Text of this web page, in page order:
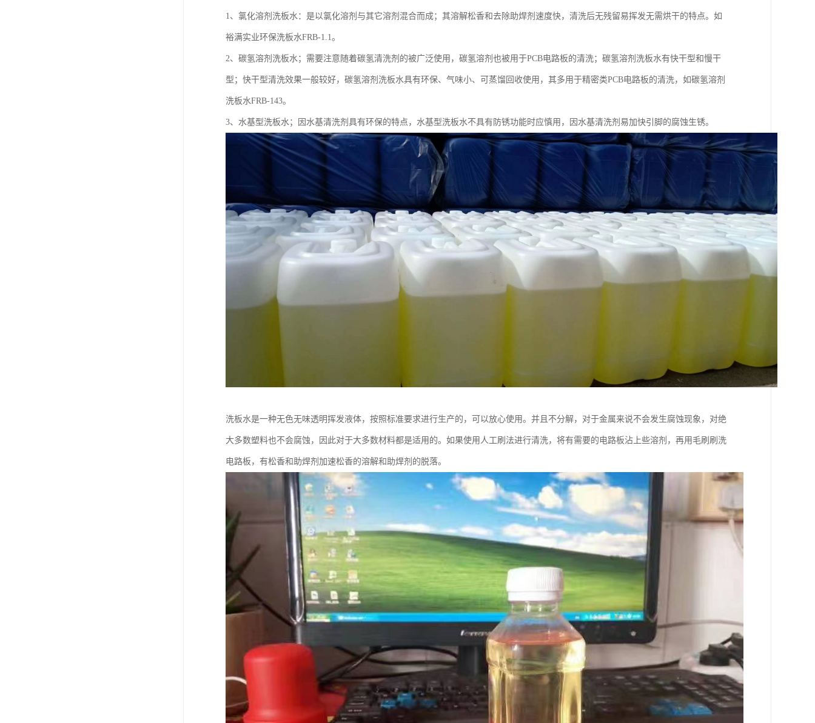
1、氯化溶剂洗板水：是以氯化溶剂与其它溶剂混合而成；其溶解松香和去除助焊剂速度快，清洗后无残留易挥发无需烘干的特点。如
裕满实业环保洗板水FRB-1.1。
2、碳氢溶剂洗板水；需要注意随着碳氢清洗剂的被广泛使用，碳氢溶剂也被用于PCB电路板的清洗；碳氢溶剂洗板水有快干型和慢干
型；快干型清洗效果一般较好，碳氢溶剂洗板水具有环保、气味小、可蒸馏回收使用，其多用于精密类PCB电路板的清洗，如碳氢溶剂
洗板水FRB-143。
3、水基型洗板水；因水基清洗剂具有环保的特点，水基型洗板水不具有防锈功能时应慎用，因水基清洗剂易加快引脚的腐蚀生锈。
洗板水是一种无色无味透明挥发液体，按照标准要求进行生产的，可以放心使用。并且不分解，对于金属来说不会发生腐蚀现象，对绝
大多数塑料也不会腐蚀，因此对于大多数材料都是适用的。如果使用人工刷法进行清洗，将有需要的电路板沾上些溶剂，再用毛刷刷洗
电路板，有松香和助焊剂加速松香的溶解和助焊剂的脱落。